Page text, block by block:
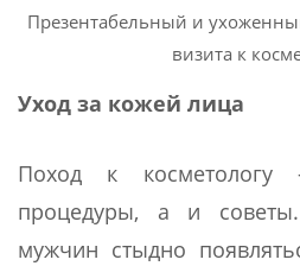
Презентабельный и
визита к
Уход за кожей лица
Поход к
процедуры, а и
мужчин стыдно